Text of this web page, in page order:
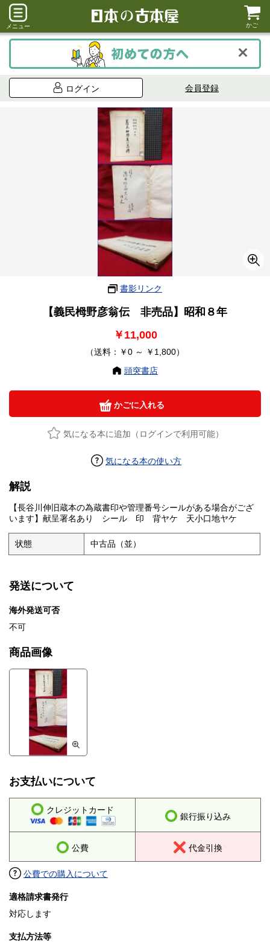
メニュー かご
ログイン 会員登録
書影リンク
【義民栂野彦翁伝 非売品】昭和８年
￥11,000
（送料：￥0 ～ ￥1,800）
頭突書店
かごに入れる
気になる本に追加（ログインで利用可能）
気になる本の使い方
解説
【長谷川伸旧蔵本の為蔵書印や管理番号シールがある場合がござ
います】献呈署名あり シール 印 背ヤケ 天小口地ヤケ
状態 中古品（並）
発送について
海外発送可否
不可
商品画像
お支払いについて
クレジットカード
銀行振り込み
公費 代金引換
公費での購入について
適格請求書発行
対応します
支払方法等